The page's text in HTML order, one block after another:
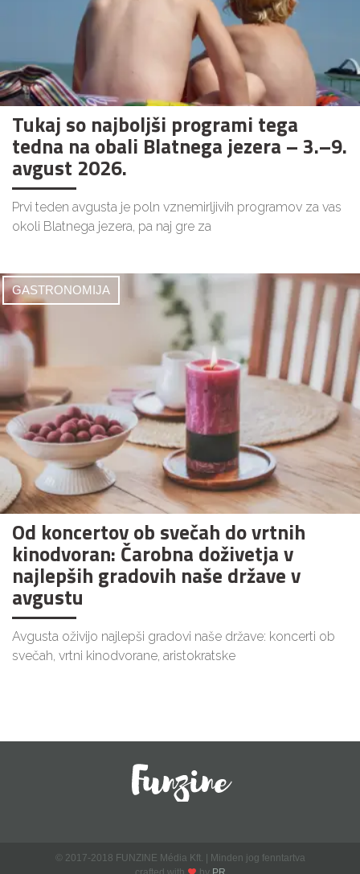
Tukaj so najboljši programi tega
tedna na obali Blatnega jezera – 3.–9.
avgust 2026.
Prvi teden avgusta je poln vznemirljivih programov za vas
okoli Blatnega jezera, pa naj gre za
GASTRONOMIJA
Od koncertov ob svečah do vrtnih
kinodvoran: Čarobna doživetja v
najlepših gradovih naše države v
avgustu
Avgusta oživijo najlepši gradovi naše države: koncerti ob
svečah, vrtni kinodvorane, aristokratske
© 2017-2018 FUNZINE Média Kft. | Minden jog fenntartva